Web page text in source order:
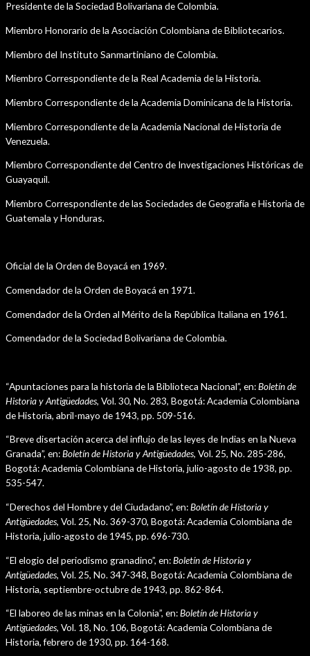
Presidente de la Sociedad Bolivariana de Colombia.
Miembro Honorario de la Asociación Colombiana de Bibliotecarios.
Miembro del Instituto Sanmartiniano de Colombia.
Miembro Correspondiente de la Real Academia de la Historia.
Miembro Correspondiente de la Academia Dominicana de la Historia.
Miembro Correspondiente de la Academia Nacional de Historia de
Venezuela.
Miembro Correspondiente del Centro de Investigaciones Históricas de
Guayaquil.
Miembro Correspondiente de las Sociedades de Geografía e Historia de
Guatemala y Honduras.
Oficial de la Orden de Boyacá en 1969.
Comendador de la Orden de Boyacá en 1971.
Comendador de la Orden al Mérito de la República Italiana en 1961.
Comendador de la Sociedad Bolivariana de Colombia.
“Apuntaciones para la historia de la Biblioteca Nacional”, en:Boletín de
Historia y Antigüedades, Vol. 30, No. 283, Bogotá: Academia Colombiana
de Historia, abril-mayo de 1943, pp. 509-516.
“Breve disertación acerca del influjo de las leyes de Indias en la Nueva
Granada”, en:Boletín de Historia y Antigüedades, Vol. 25, No. 285-286,
Bogotá: Academia Colombiana de Historia, julio-agosto de 1938, pp.
535-547.
“Derechos del Hombre y del Ciudadano”, en:Boletín de Historia y
Antigüedades, Vol. 25, No. 369-370, Bogotá: Academia Colombiana de
Historia, julio-agosto de 1945, pp. 696-730.
“El elogio del periodismo granadino”, en:Boletín de Historia y
Antigüedades, Vol. 25, No. 347-348, Bogotá: Academia Colombiana de
Historia, septiembre-octubre de 1943, pp. 862-864.
“El laboreo de las minas en la Colonia”, en:Boletín de Historia y
Antigüedades, Vol. 18, No. 106, Bogotá: Academia Colombiana de
Historia, febrero de 1930, pp. 164-168.